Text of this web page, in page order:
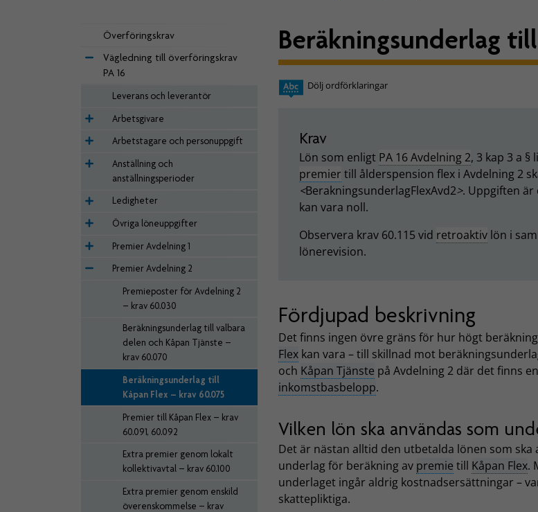
Överföringskrav
Vägledning till överföringskrav
PA 16
Leverans och leverantör
Arbetsgivare
Arbetstagare och personuppgift
Anställning och
anställningsperioder
Ledigheter
Övriga löneuppgifter
Premier Avdelning 1
Premier Avdelning 2
Premieposter för Avdelning 2
– krav 60.030
Beräkningsunderlag till valbara
delen och Kåpan Tjänste –
krav 60.070
Beräkningsunderlag till
Kåpan Flex – krav 60.075
Premier till Kåpan Flex – krav
60.091, 60.092
Extra premier genom lokalt
kollektivavtal – krav 60.100
Extra premier genom enskild
överenskommelse – krav
Beräkningsunderlag
Dölj ordförklaringar
Krav
Lön som enligt PA 16 Avdelning 2, 3 kap 3 a
premier till ålderspension flex i Avdelning 2
<BerakningsunderlagFlexAvd2>. Uppgiften
kan vara noll.
Observera krav 60.115 vid retroaktiv lön i
lönerevision.
Fördjupad beskrivning
Det finns ingen övre gräns för hur högt
Flex kan vara – till skillnad mot
och Kåpan Tjänste på Avdelning 2 där det finns
inkomstbasbelopp.
Vilken lön ska användas som
Det är nästan alltid den utbetalda lönen som ska
underlag för beräkning av premie till Kåpan Flex.
underlaget ingår aldrig kostnadsersättningar –
skattepliktiga.